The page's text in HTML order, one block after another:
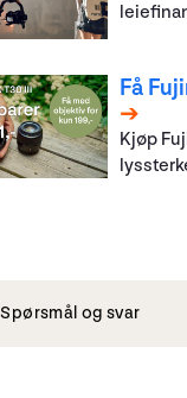
Få
Kjøp
Spørsmål og svar